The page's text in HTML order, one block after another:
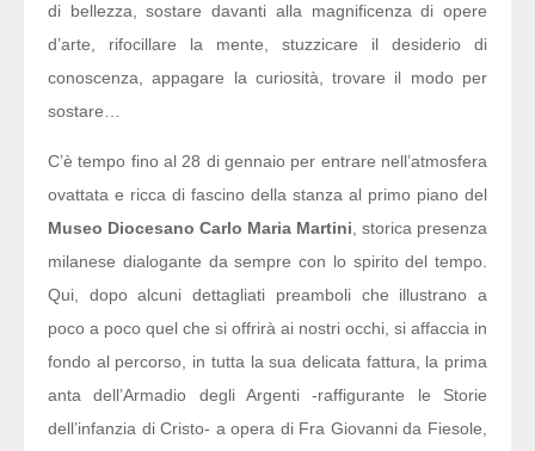
di bellezza, sostare davanti alla magnificenza di opere
d’arte, rifocillare la mente, stuzzicare il desiderio di
conoscenza, appagare la curiosità, trovare il modo per
sostare…
C’è tempo fino al 28 di gennaio per entrare nell’atmosfera
ovattata e ricca di fascino della stanza al primo piano del
Museo Diocesano Carlo Maria Martini , storica presenza
milanese dialogante da sempre con lo spirito del tempo.
Qui, dopo alcuni dettagliati preamboli che illustrano a
poco a poco quel che si offrirà ai nostri occhi, si affaccia in
fondo al percorso, in tutta la sua delicata fattura, la prima
anta dell’Armadio degli Argenti -raffigurante le Storie
dell’infanzia di Cristo- a opera di Fra Giovanni da Fiesole,